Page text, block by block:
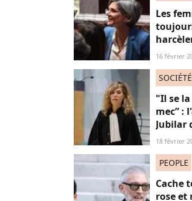
Les
Une
16 février
SOCIÉTÉ
"Il se la
mec” :
Jubilar
18 février
PEOPLE
Cache
rose et